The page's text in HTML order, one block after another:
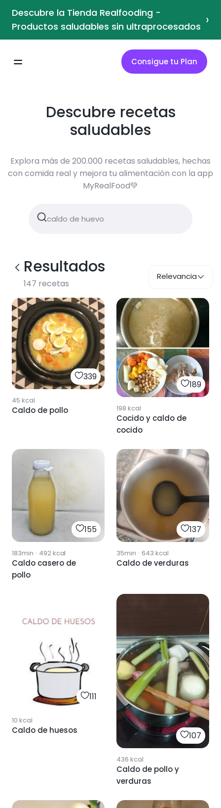
Descubre la Tienda Realfooding -
Productos saludables sin ultraprocesados ›
Consigue tu Plan
Descubre recetas
saludables
Explora más de 200.000 recetas saludables, hechas
con comida real y mejora tu alimentación con la app
MyRealFood💚
Resultados
147 recetas
Relevancia
339
45 kcal
Caldo de pollo
189
198 kcal
Cocido y caldo de
cocido
155
183min · 492kcal
Caldo casero de
pollo
137
35min · 643 kcal
Caldo de verduras
111
10 kcal
Caldo de huesos 107
436 kcal
Caldo de pollo y
verduras